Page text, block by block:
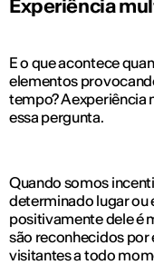
Experiência
E o que acontece
elementos
tempo? A experiência
essa pergunta.
Quando somos
determinado lugar ou
positivamente dele é
são reconhecidos por
visitantes a todo